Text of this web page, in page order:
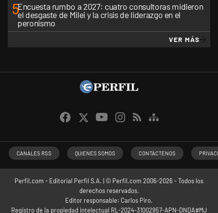
5Encuesta rumbo a 2027: cuatro consultoras midieron
el desgaste de Milei y la crisis de liderazgo en el
peronismo
VER MÁS
CANALES RSS QUIENES SOMOS CONTÁCTENOS
Perfil.com - Editorial Perfil S.A. | © Perfil.com 2006-2026 - Todos los
derechos reservados.
Editor responsable: Carlos Piro.
Registro de la propiedad intelectual RL-2024-31002957-APN-DNDA#MJ